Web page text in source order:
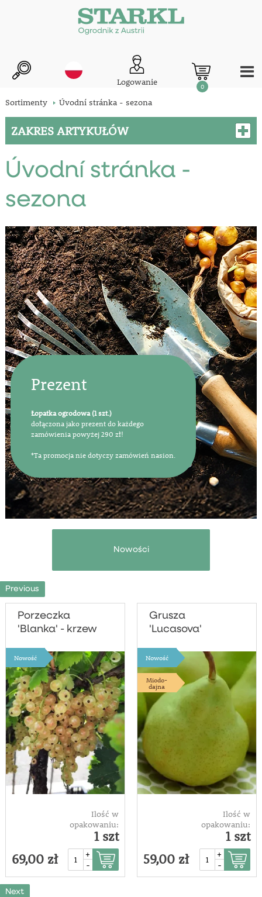
Logowanie 0
Sortimenty Úvodní stránka - sezona
ZAKRES ARTYKUŁÓW
Úvodní stránka -
sezona
Prezent
Łopatka ogrodowa (1 szt.)
dołączona jako prezent do każdego
zamówienia powyżej 290 zł!
*Ta promocja nie dotyczy zamówień nasion.
Nowości
Previous
Porzeczka
'Blanka' - krzew
Nowość
Ilość w
opakowaniu:
1 szt
69,00 zł
+
-
Grusza
'Lucasova'
Nowość
Miodo-
dajna
Ilość w
opakowaniu:
1 szt
59,00 zł
+
-
Next